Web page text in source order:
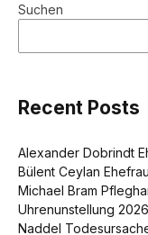
Suchen
Recent Posts
Alexander Dobrindt
Bülent Ceylan
Michael Bram
Uhrenunstellung
Naddel